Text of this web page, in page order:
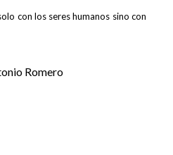
con los seres humanos sino con
Romero